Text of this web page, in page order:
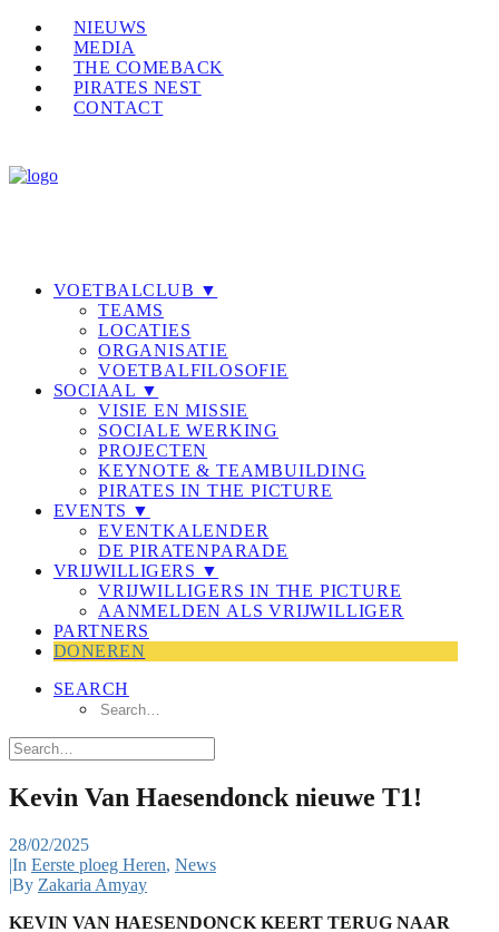
NIEUWS
MEDIA
THE COMEBACK
PIRATES NEST
CONTACT
VOETBALCLUB ▼
TEAMS
LOCATIES
ORGANISATIE
VOETBALFILOSOFIE
SOCIAAL ▼
VISIE EN MISSIE
SOCIALE WERKING
PROJECTEN
KEYNOTE & TEAMBUILDING
PIRATES IN THE PICTURE
EVENTS ▼
EVENTKALENDER
DE PIRATENPARADE
VRIJWILLIGERS ▼
VRIJWILLIGERS IN THE PICTURE
AANMELDEN ALS VRIJWILLIGER
PARTNERS
DONEREN
SEARCH
Kevin Van Haesendonck nieuwe T1!
28/02/2025
|In Eerste ploeg Heren, News
|By Zakaria Amyay
KEVIN VAN HAESENDONCK KEERT TERUG NAAR